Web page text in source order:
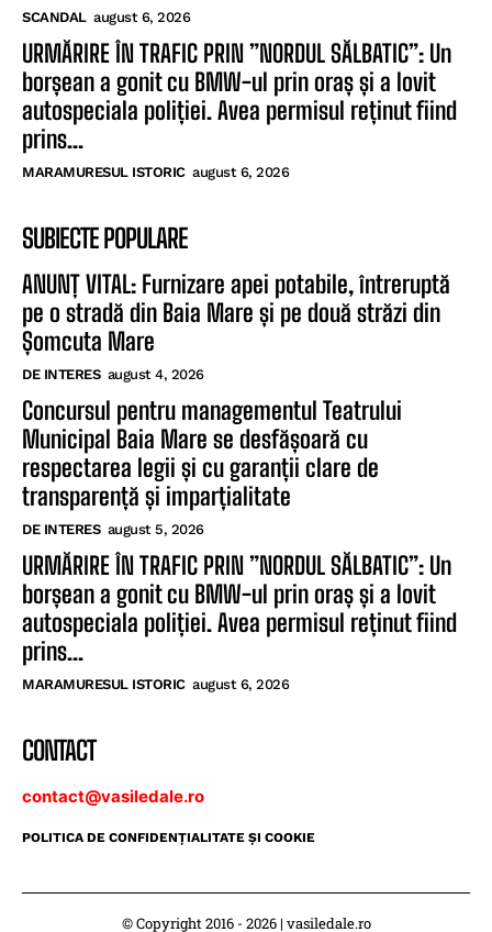
SCANDAL august 6, 2026
URMĂRIRE ÎN TRAFIC PRIN ”NORDUL SĂLBATIC”: Un
borșean a gonit cu BMW-ul prin oraș și a lovit
autospeciala poliției. Avea permisul reținut fiind
prins...
MARAMURESUL ISTORIC august 6, 2026
SUBIECTE POPULARE
ANUNȚ VITAL: Furnizare apei potabile, întreruptă
pe o stradă din Baia Mare și pe două străzi din
Șomcuta Mare
DE INTERES august 4, 2026
Concursul pentru managementul Teatrului
Municipal Baia Mare se desfășoară cu
respectarea legii și cu garanții clare de
transparență și imparțialitate
DE INTERES august 5, 2026
URMĂRIRE ÎN TRAFIC PRIN ”NORDUL SĂLBATIC”: Un
borșean a gonit cu BMW-ul prin oraș și a lovit
autospeciala poliției. Avea permisul reținut fiind
prins...
MARAMURESUL ISTORIC august 6, 2026
CONTACT
contact@vasiledale.ro
POLITICA DE CONFIDENŢIALITATE ŞI COOKIE
© Copyright 2016 - 2026 | vasiledale.ro